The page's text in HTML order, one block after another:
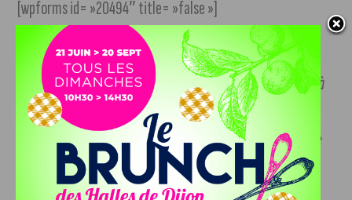
[wpforms id= »20494″ title= »false »]
Les données que vous nous confiez resteront sous notre
responsabilité. Vos coordonnées ne seront JAMAIS vendues à
d’autres personnes, organismes ou entités tierces. Elles
seront exclusivement utilisées par DijonUp, société éditrice
de J’Aime Dijon ( + d’infos )